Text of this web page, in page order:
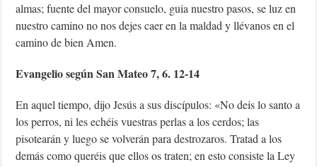
almas; fuente del mayor consuelo, guia nuestro pasos, se luz en
nuestro camino no nos dejes caer en la maldad y llévanos en el
camino de bien Amen.
EvangeliosegúnSan Mateo 7, 6. 12-14
En aquel tiempo, dijo Jesús a sus discípulos: «No deis lo santo a
los perros, ni les echéis vuestras perlas a los cerdos; las
pisotearán y luego se volverán para destrozaros. Tratad a los
demás como queréis que ellos os traten; en esto consiste la Ley